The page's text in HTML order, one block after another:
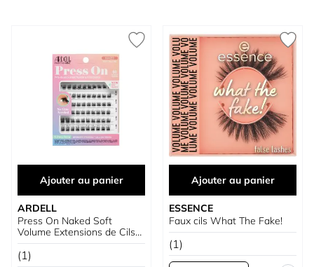
Ajouter au panier
ARDELL
Press On Naked Soft
Volume Extensions de Cils
Précollées
(1)
Ajouter au panier
ESSENCE
Faux cils What The Fake!
(1)